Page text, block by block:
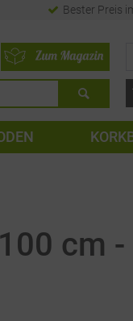
Bester Preis
cm -